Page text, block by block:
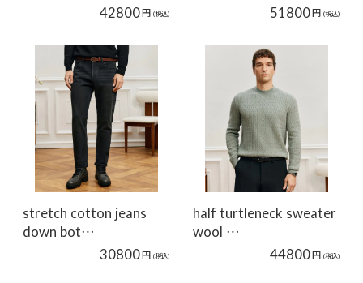
42800円 (税込)
51800円 (税込)
stretch cotton jeans
down bot…
30800円 (税込)
half turtleneck sweater
wool …
44800円 (税込)